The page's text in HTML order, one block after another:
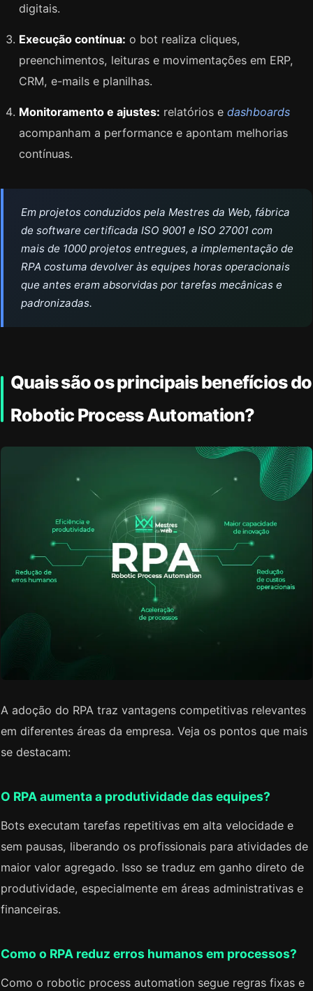
digitais.
Execução contínua: o bot realiza cliques,
preenchimentos, leituras e movimentações em ERP,
CRM, e-mails e planilhas.
Monitoramento e ajustes: relatórios edashboards
acompanham a performance e apontam melhorias
contínuas.
Em projetos conduzidos pela Mestres da Web, fábrica
de software certificada ISO 9001 e ISO 27001 com
mais de 1000 projetos entregues, a implementação de
RPA costuma devolver às equipes horas operacionais
que antes eram absorvidas por tarefas mecânicas e
padronizadas.
Quais são os principais benefícios do
Robotic Process Automation?
A adoção do RPA traz vantagens competitivas relevantes
em diferentes áreas da empresa. Veja os pontos que mais
se destacam:
O RPA aumenta a produtividade das equipes?
Bots executam tarefas repetitivas em alta velocidade e
sem pausas, liberando os profissionais para atividades de
maior valor agregado. Isso se traduz em ganho direto de
produtividade, especialmente em áreas administrativas e
financeiras.
Como o RPA reduz erros humanos em processos?
Como o robotic process automation segue regras fixas e